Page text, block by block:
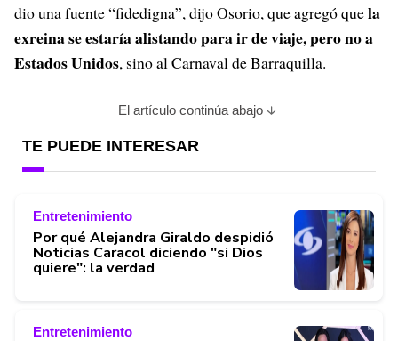
dio una fuente “fidedigna”, dijo Osorio, que agregó quela
exreina se estaría alistando para ir de viaje, pero no a
Estados Unidos, sino al Carnaval de Barraquilla.
El artículo continúa abajo
TE PUEDE INTERESAR
Entretenimiento
Por qué Alejandra Giraldo despidió
Noticias Caracol diciendo "si Dios
quiere": la verdad
Entretenimiento